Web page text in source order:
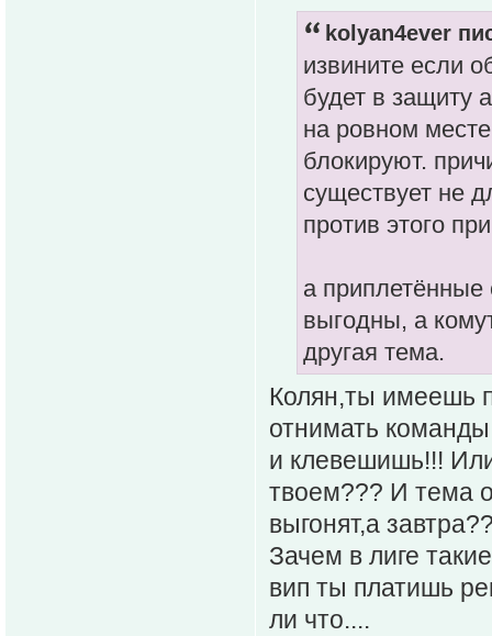
kolyan4ever
извините если
будет в защиту
на ровном
блокируют.
существует не
против этого
а
выгодны, а
другая тема.
Колян,ты имеешь
отнимать
и клевешишь!!!
твоем??? И тема
выгонят,а
Зачем в лиге
вип ты платишь
ли что....